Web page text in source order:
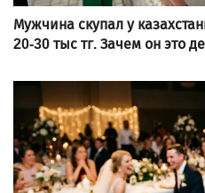
Мужчина скупал у
20-30 тыс тг. Зачем он это